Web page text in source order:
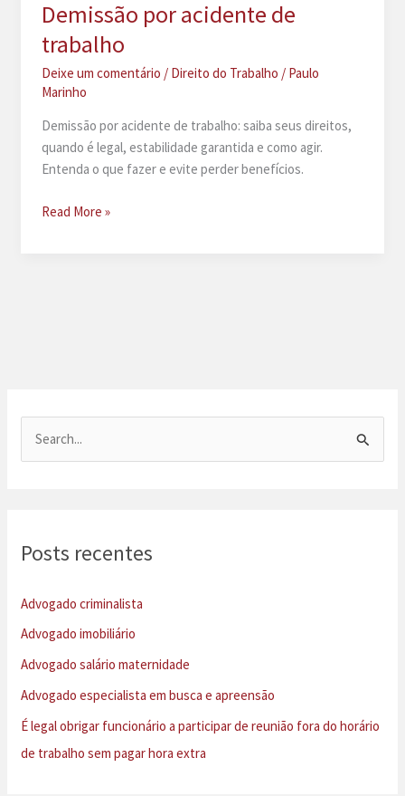
Demissão por acidente de
trabalho
Deixe um comentário / Direito do Trabalho / Paulo
Marinho
Demissão por acidente de trabalho: saiba seus direitos,
quando é legal, estabilidade garantida e como agir.
Entenda o que fazer e evite perder benefícios.
Demissão
Read More »
i
p
o
r
:
Posts recentes
Advogado criminalista
Advogado imobiliário
Advogado salário maternidade
Advogado especialista em busca e apreensão
É legal obrigar funcionário a participar de reunião fora do horário
de trabalho sem pagar hora extra